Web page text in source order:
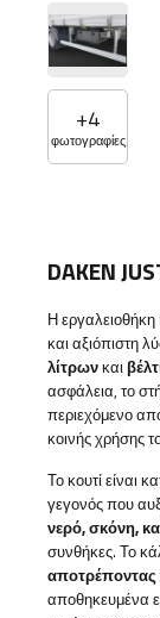
+4
φωτογραφίες
DAKEN
Η εργαλειοθήκη
και αξιόπιστη
λίτρωνκαι
ασφάλεια, το
περιεχόμενο
κοινής χρήσης
Το κουτί είναι
γεγονός που
νερό, σκόνη,
συνθήκες. Το
αποτρέποντας
αποθηκευμένα